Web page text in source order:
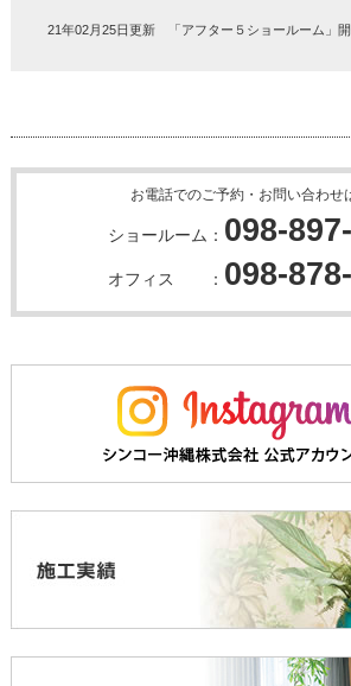
21年02月25日更新 「アフター５ショールーム」
お電話でのご予約・お問い合わせ
ショールーム： 098-
オフィス ： 098-